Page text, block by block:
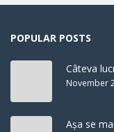
POPULAR POSTS
Câteva
November
Așa se